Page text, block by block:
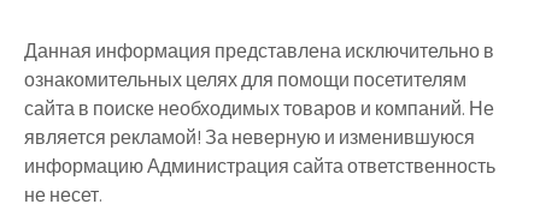
Данная информация представлена исключительно в
ознакомительных целях для помощи посетителям
сайта в поиске необходимых товаров и компаний. Не
является рекламой! За неверную и изменившуюся
информацию Администрация сайта ответственность
не несет.